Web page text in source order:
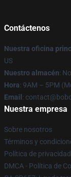
Contáctenos
Nuestra oficina
US
Nuestro almacén:
Hora: 9AM – 5PM
Email :
Nuestra empresa
Sobre nosotros
Términos y
Política de privacidad
DMCA - Política de